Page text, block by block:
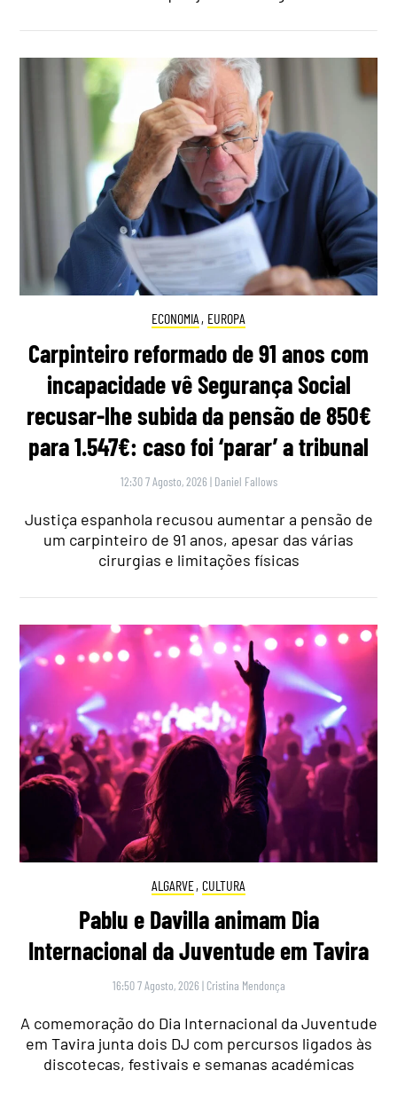
ECONOMIA , EUROPA
Carpinteiro reformado de 91 anos com
incapacidade vê Segurança Social
recusar-lhe subida da pensão de 850€
para 1.547€: caso foi ‘parar’ a tribunal
12:30 7 Agosto, 2026 | Daniel Fallows
Justiça espanhola recusou aumentar a pensão de
um carpinteiro de 91 anos, apesar das várias
cirurgias e limitações físicas
ALGARVE, CULTURA
Pablu e Davilla animam Dia
Internacional da Juventude em Tavira
16:50 7 Agosto, 2026 | Cristina Mendonça
A comemoração do Dia Internacional da Juventude
em Tavira junta dois DJ com percursos ligados às
discotecas, festivais e semanas académicas